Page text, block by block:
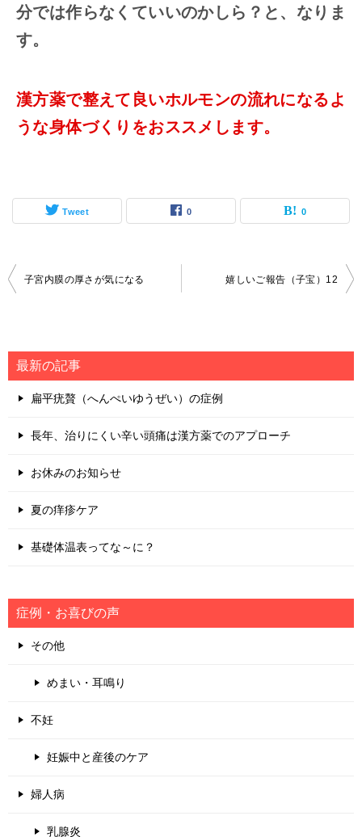
分では作らなくていいのかしら？と、なりま
す。
漢方薬で整えて良いホルモンの流れになるよ
うな身体づくりをおススメします。
Tweet 0 0
投
ビ
ゲ
ー
シ
子宮内膜の厚さが気になる 嬉しいご報告（子宝）12
最新の記事
扁平疣贅（へんぺいゆうぜい）の症例
長年、治りにくい辛い頭痛は漢方薬でのアプローチ
お休みのお知らせ
夏の痒疹ケア
基礎体温表ってな～に？
症例・お喜びの声
その他
めまい・耳鳴り
不妊
妊娠中と産後のケア
婦人病
乳腺炎